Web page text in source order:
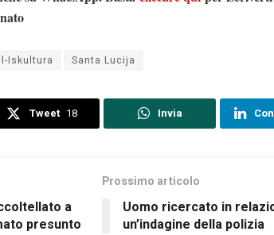
l-Iskultura Santa Lucija
Tweet 18 Invia
a
presunto
Prossimo articolo
Uomo ricercato in
un’indagine della polizia